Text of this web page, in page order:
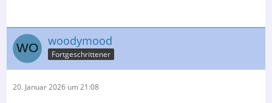
woodymood
Fortgeschrittener
20. Januar 2026 um 21:08